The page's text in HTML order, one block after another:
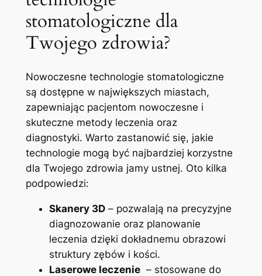
stomatologiczne dla
Twojego zdrowia?
Nowoczesne⁤ technologie​ stomatologiczne
są dostępne w największych miastach,
zapewniając pacjentom nowoczesne i
skuteczne ‌metody ⁢leczenia oraz⁣
diagnostyki. ​Warto zastanowić się, jakie
technologie ⁢mogą być ⁢najbardziej korzystne
dla Twojego zdrowia jamy ustnej. Oto kilka
podpowiedzi:
Skanery 3D– ⁤pozwalają na precyzyjne
diagnozowanie⁢ oraz planowanie
leczenia dzięki dokładnemu obrazowi
‍struktury zębów i kości.
Laserowe leczenie‍ – stosowane do‌